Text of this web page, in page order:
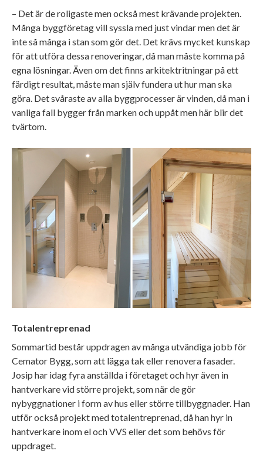
– Det är de roligaste men också mest krävande projekten.
Många byggföretag vill syssla med just vindar men det är
inte så många i stan som gör det. Det krävs mycket kunskap
för att utföra dessa renoveringar, då man måste komma på
egna lösningar. Även om det finns arkitektritningar på ett
färdigt resultat, måste man själv fundera ut hur man ska
göra. Det svåraste av alla byggprocesser är vinden, då man i
vanliga fall bygger från marken och uppåt men här blir det
tvärtom.
Totalentreprenad
Sommartid består uppdragen av många utvändiga jobb för
Cemator Bygg, som att lägga tak eller renovera fasader.
Josip har idag fyra anställda i företaget och hyr även in
hantverkare vid större projekt, som när de gör
nybyggnationer i form av hus eller större tillbyggnader. Han
utför också projekt med totalentreprenad, då han hyr in
hantverkare inom el och VVS eller det som behövs för
uppdraget.